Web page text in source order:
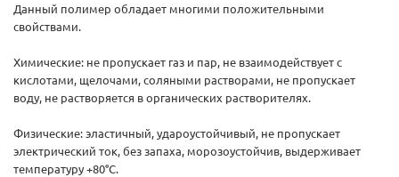
Данный полимер обладает многими положительными
свойствами.
Химические: не пропускает газ и пар, не взаимодействует с
кислотами, щелочами, соляными растворами, не пропускает
воду, не растворяется в органических растворителях.
Физические: эластичный, удароустойчивый, не пропускает
электрический ток, без запаха, морозоустойчив, выдерживает
температуру +80°С.